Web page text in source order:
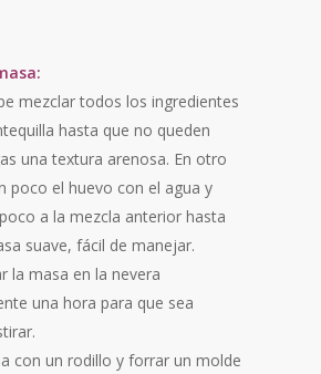
mezclar todos los ingredientes
hasta que no queden
una textura arenosa. En otro
poco el huevo con el agua y
a la mezcla anterior hasta
suave, fácil de manejar.
la masa en la nevera
una hora para que sea
con un rodillo y forrar un molde